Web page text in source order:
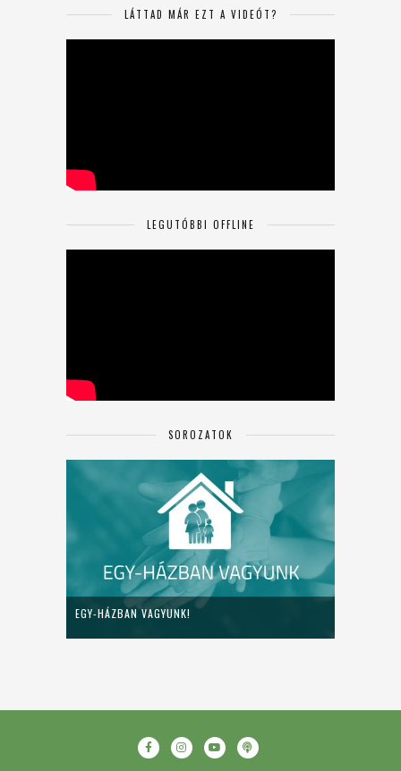
LÁTTAD MÁR EZT A VIDEÓT?
LEGUTÓBBI OFFLINE
SOROZATOK
EGY-HÁZBAN VAGYUNK!